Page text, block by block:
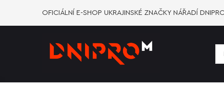
OFICIÁLNÍ E-SHOP UKRAJINSKÉ ZNAČKY NÁŘADÍ